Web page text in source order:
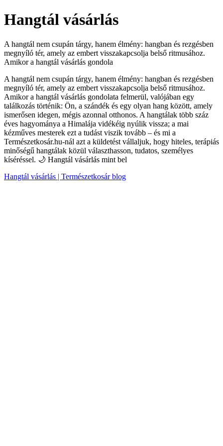
Hangtál vásárlás
A hangtál nem csupán tárgy, hanem élmény: hangban és rezgésben
megnyíló tér, amely az embert visszakapcsolja belső ritmusához.
Amikor a hangtál vásárlás gondola
A hangtál nem csupán tárgy, hanem élmény: hangban és rezgésben
megnyíló tér, amely az embert visszakapcsolja belső ritmusához.
Amikor a hangtál vásárlás gondolata felmerül, valójában egy
találkozás történik: Ön, a szándék és egy olyan hang között, amely
ismerősen idegen, mégis azonnal otthonos. A hangtálak több száz
éves hagyománya a Himalája vidékéig nyúlik vissza; a mai
kézműves mesterek ezt a tudást viszik tovább – és mi a
Természetkosár.hu-nál azt a küldetést vállaljuk, hogy hiteles, terápiás
minőségű hangtálak közül választhasson, tudatos, személyes
kíséréssel. 🌙 Hangtál vásárlás mint bel
Hangtál vásárlás | Természetkosár blog